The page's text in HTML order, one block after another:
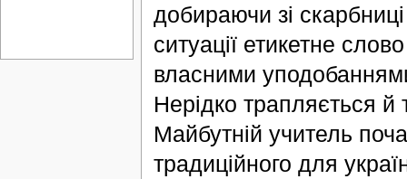
добираючи зі
ситуації етикетне
власними
Нерідко трапляється
Майбутній учитель
традиційного для